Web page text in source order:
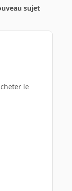
sujet
le